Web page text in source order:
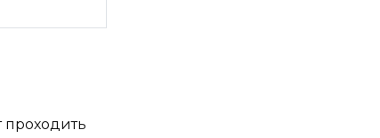
проходить